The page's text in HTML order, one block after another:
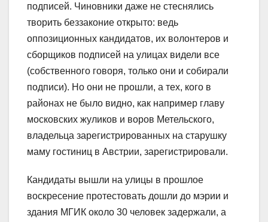
подписей. Чиновники даже не стеснялись
творить беззаконие открыто: ведь
оппозиционных кандидатов, их волонтеров и
сборщиков подписей на улицах видели все
(собственного говоря, только они и собирали
подписи). Но они не прошли, а тех, кого в
районах не было видно, как например главу
московских жуликов и воров Метельского,
владельца зарегистрированных на старушку
маму гостиниц в Австрии, зарегистрировали.
Кандидаты вышли на улицы в прошлое
воскресение протестовать дошли до мэрии и
здания МГИК около 30 человек задержали, а